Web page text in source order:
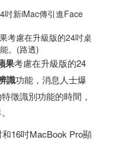
考慮在升級版的24吋桌
。(路透)
果考慮在升級版的24
識功能，消息人士爆
徵識別功能的時間，
16吋MacBook Pro顯